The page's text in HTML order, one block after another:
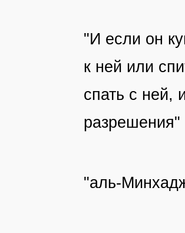
"И если он
к ней или
спать с ней,
разрешения"
"аль-